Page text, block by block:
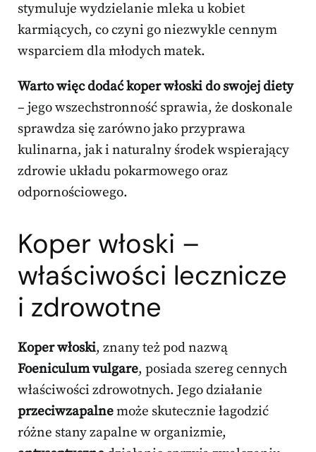
stymuluje wydzielanie mleka u kobiet
karmiących, co czyni go niezwykle cennym
wsparciem dla młodych matek.
Warto więc dodać koper włoski do swojej diety
– jego wszechstronność sprawia, że doskonale
sprawdza się zarówno jako przyprawa
kulinarna, jak i naturalny środek wspierający
zdrowie układu pokarmowego oraz
odpornościowego.
Koper włoski –
właściwości lecznicze
i zdrowotne
Koper włoski, znany też pod nazwą
Foeniculum vulgare, posiada szereg cennych
właściwości zdrowotnych. Jego działanie
przeciwzapalnemoże skutecznie łagodzić
różne stany zapalne w organizmie,